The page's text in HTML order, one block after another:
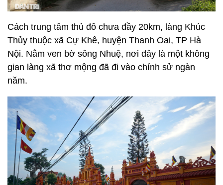
Cách trung tâm thủ đô chưa đầy 20km, làng Khúc
Thủy thuộc xã Cự Khê, huyện Thanh Oai, TP Hà
Nội. Nằm ven bờ sông Nhuệ, nơi đây là một không
gian làng xã thơ mộng đã đi vào chính sử ngàn
năm.